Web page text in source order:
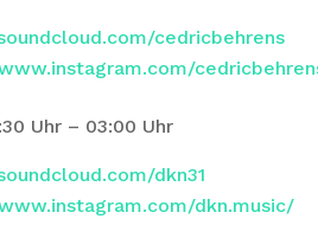
cedricbehrens
Uhr – 03:00 Uhr
dkn31
dkn.music/